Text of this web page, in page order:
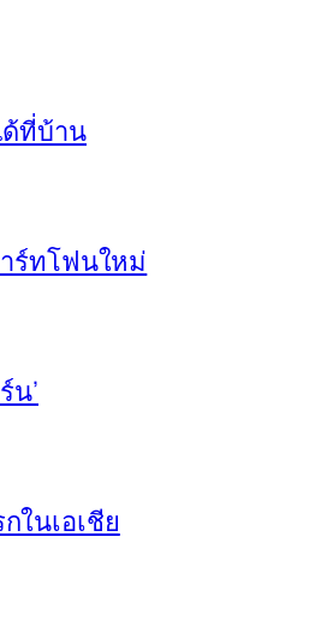
ด้ที่บ้าน
าร์ทโฟนใหม่
น’
ในเอเชีย